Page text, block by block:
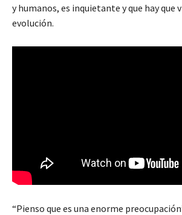
y humanos, es inquietante y que hay que
evolución.
“Pienso que es una enorme